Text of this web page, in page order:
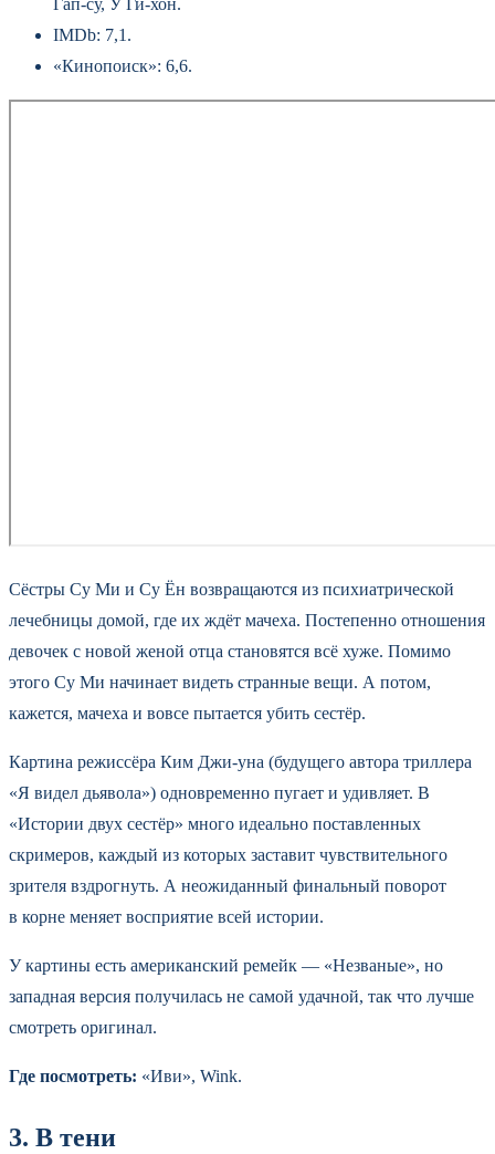
Гап-су, У Ги-хон.
IMDb: 7,1.
«Кинопоиск»: 6,6.
Сёстры Су Ми и Су Ён возвращаются из психиатрической
лечебницы домой, где их ждёт мачеха. Постепенно отношения
девочек с новой женой отца становятся всё хуже. Помимо
этого Су Ми начинает видеть странные вещи. А потом,
кажется, мачеха и вовсе пытается убить сестёр.
Картина режиссёра Ким Джи-уна (будущего автора триллера
«Я видел дьявола») одновременно пугает и удивляет. В
«Истории двух сестёр» много идеально поставленных
скримеров, каждый из которых заставит чувствительного
зрителя вздрогнуть. А неожиданный финальный поворот
в корне меняет восприятие всей истории.
У картины есть американский ремейк — «Незваные», но
западная версия получилась не самой удачной, так что лучше
смотреть оригинал.
Где посмотреть: «Иви», Wink.
3. В тени